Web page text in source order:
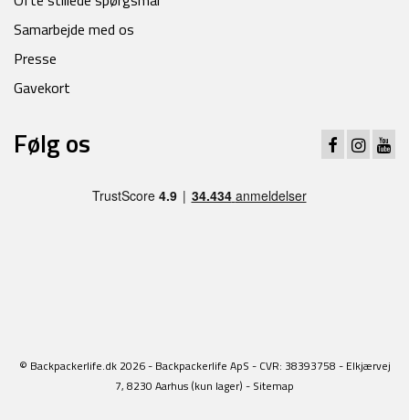
Samarbejde med os
Presse
Gavekort
Følg os
© Backpackerlife.dk 2026 - Backpackerlife ApS - CVR: 38393758 - Elkjærvej
7, 8230 Aarhus (kun lager) - Sitemap